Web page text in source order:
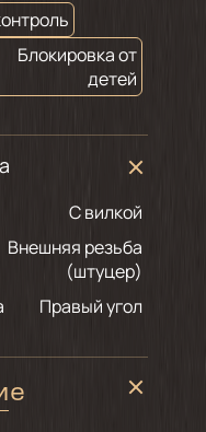
Блокировка от
детей
С вилкой
Внешняя резьба
(штуцер)
Правый угол